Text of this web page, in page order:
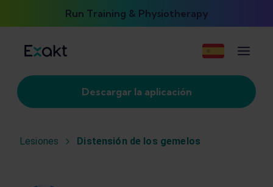
Run Training & Physiotherapy
Descargar la aplicación
Lesiones Distensión de los gemelos